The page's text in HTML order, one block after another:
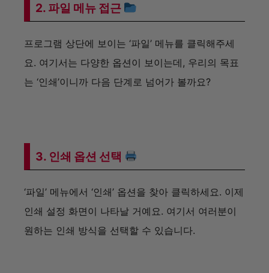
2. 파일 메뉴 접근
프로그램 상단에 보이는 ‘파일’ 메뉴를 클릭해주세
요. 여기서는 다양한 옵션이 보이는데, 우리의 목표
는 ‘인쇄’이니까 다음 단계로 넘어가 볼까요?
3. 인쇄 옵션 선택
‘파일’ 메뉴에서 ‘인쇄’ 옵션을 찾아 클릭하세요. 이제
인쇄 설정 화면이 나타날 거예요. 여기서 여러분이
원하는 인쇄 방식을 선택할 수 있습니다.